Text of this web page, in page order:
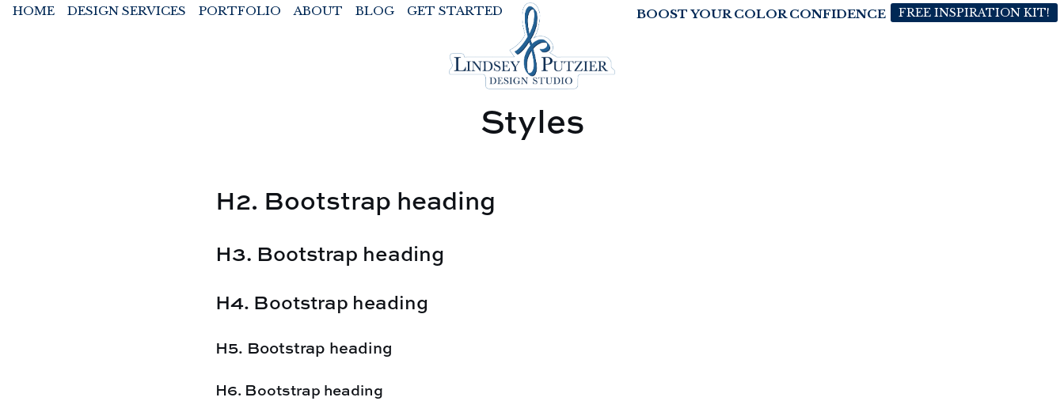
HOME DESIGN SERVICES PORTFOLIO ABOUT BLOG GET STARTED BOOST YOUR COLOR CONFIDENCE FREE INSPIRATION KIT!
Styles
H2. Bootstrap heading
H3. Bootstrap heading
H4. Bootstrap heading
H5. Bootstrap heading
H6. Bootstrap heading